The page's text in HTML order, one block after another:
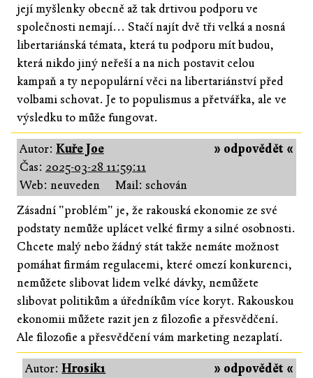
její myšlenky obecně až tak drtivou podporu ve
společnosti nemají... Stačí najít dvě tři velká a nosná
libertariánská témata, která tu podporu mít budou,
která nikdo jiný neřeší a na nich postavit celou
kampaň a ty nepopulární věci na libertariánství před
volbami schovat. Je to populismus a přetvářka, ale ve
výsledku to může fungovat.
» odpovědět «
Autor: Kuře Joe
Čas: 2025-03-28 11:59:11
Web: neuveden
Mail: schován
Zásadní "problém" je, že rakouská ekonomie ze své
podstaty nemůže uplácet velké firmy a silné osobnosti.
Chcete malý nebo žádný stát takže nemáte možnost
pomáhat firmám regulacemi, které omezí konkurenci,
nemůžete slibovat lidem velké dávky, nemůžete
slibovat politikům a úředníkům více koryt. Rakouskou
ekonomii můžete razit jen z filozofie a přesvědčení.
Ale filozofie a přesvědčení vám marketing nezaplatí.
» odpovědět «
Autor:Hrosik1